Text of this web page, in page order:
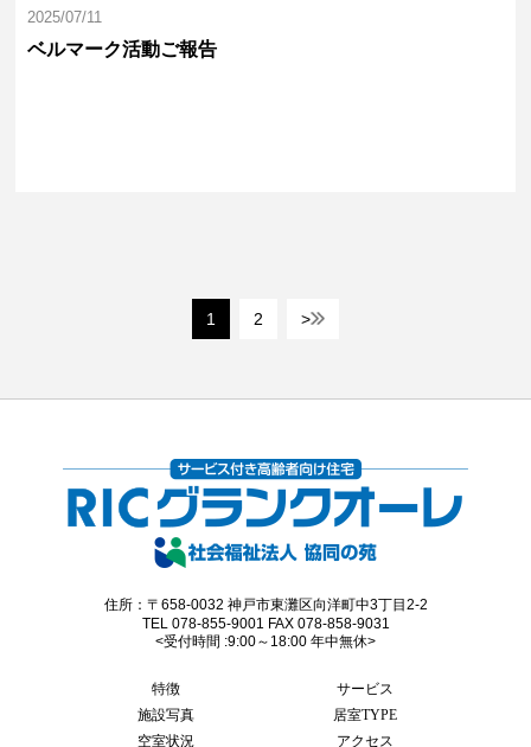
2025/07/11
ベルマーク活動ご報告
1 2 >
住所：〒658-0032 神戸市東灘区向洋町中3丁目2-2
TEL 078-855-9001 FAX 078-858-9031
<受付時間 :9:00～18:00 年中無休>
特徴
サービス
施設写真
居室TYPE
空室状況
アクセス